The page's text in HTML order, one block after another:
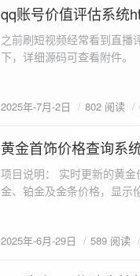
测功能： 设置监测间隔：
停止监测：点击 “开始监测
隔时间循环检测。点击 “停
行最多 3 次重试，若重试
会显示所有或筛选后的监测
2025-7-2
qq账号价值评估系统
之前刷短视频经常看到直播
2025年-7月-2日 802 阅读
2025-6-29
黄金首饰价格查询系
项目说明： 实时更新的黄
金、铂金及金条价格，显示
2025年-6月-29日 589 阅读